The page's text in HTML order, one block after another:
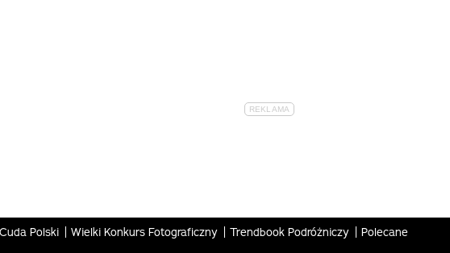
Cuda Polski Wielki Konkurs Fotograficzny Trendbook Podróżniczy Polecane